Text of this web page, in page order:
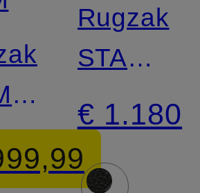
Rugzak
STARK
VI
€ 1.180